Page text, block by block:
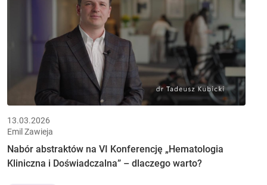
13.03.2026
Emil Zawieja
Nabór abstraktów na VI Konferencję „Hematologia
Kliniczna i Doświadczalna” – dlaczego warto?